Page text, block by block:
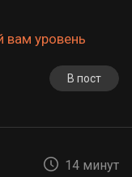
вам уровень
В пост
14 минут